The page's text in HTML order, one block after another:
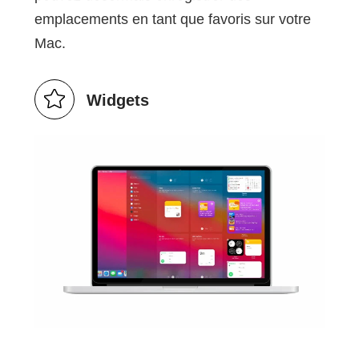
emplacements en tant que favoris sur votre
Mac.
Widgets